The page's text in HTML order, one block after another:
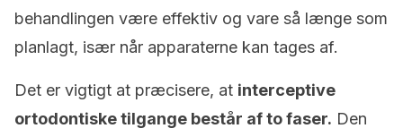
behandlingen være effektiv og vare så længe som
planlagt, især når apparaterne kan tages af.
Det er vigtigt at præcisere, at interceptive
ortodontiske tilgange består af to faser. Den